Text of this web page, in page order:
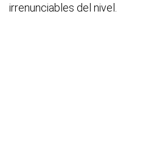
irrenunciables del nivel.